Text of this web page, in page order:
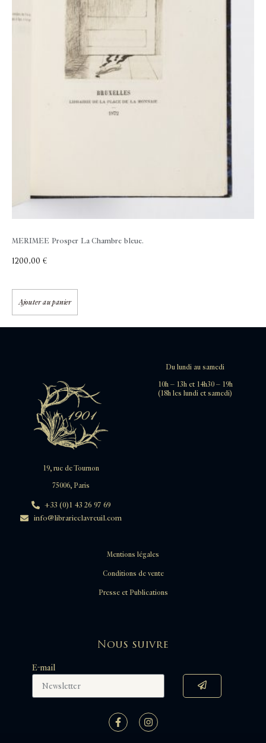
MERIMEE Prosper La Chambre bleue.
1200,00 €
Ajouter au panier
Du lundi au samedi
10h – 13h et 14h30 – 19h
(18h les lundi et samedi)
19, rue de Tournon
75006, Paris
+33 (0)1 43 26 97 69
info@librarieclavreuil.com
Mentions légales
Conditions de vente
Presse et Publications
Nous suivre
E-mail